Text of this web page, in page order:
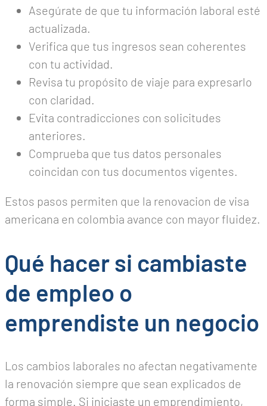
Asegúrate de que tu información laboral esté
actualizada.
Verifica que tus ingresos sean coherentes
con tu actividad.
Revisa tu propósito de viaje para expresarlo
con claridad.
Evita contradicciones con solicitudes
anteriores.
Comprueba que tus datos personales
coincidan con tus documentos vigentes.
Estos pasos permiten que la renovacion de visa
americana en colombia avance con mayor fluidez.
Qué hacer si cambiaste
de empleo o
emprendiste un negocio
Los cambios laborales no afectan negativamente
la renovación siempre que sean explicados de
forma simple. Si iniciaste un emprendimiento,